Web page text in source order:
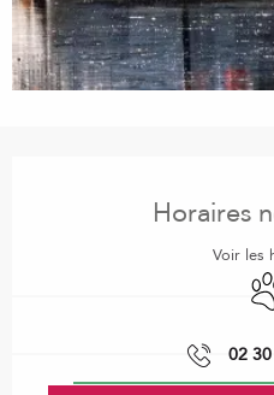
Horaires
Voir les
02